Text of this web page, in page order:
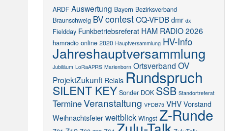
ARDF Auswertung Bayern Bezirksverband
Braunschweig BVcontestCQ-VFDB dmr dx
Fieldday Funkbetriebsreferat HAM RADIO 2026
hamradio online 2020 Hauptversammlung HV-Info
Jahreshauptversammlung
Jubiläum LoRaAPRS Marienborn Ortsverband OV
ProjektZukunft Relais Rundspruch
SILENT KEY Sonder DOK SSB Standortreferat
TermineVeranstaltung VFDB75 VHV Vorstand
Weihnachtsfeier weitblick Wingst Z-Runde